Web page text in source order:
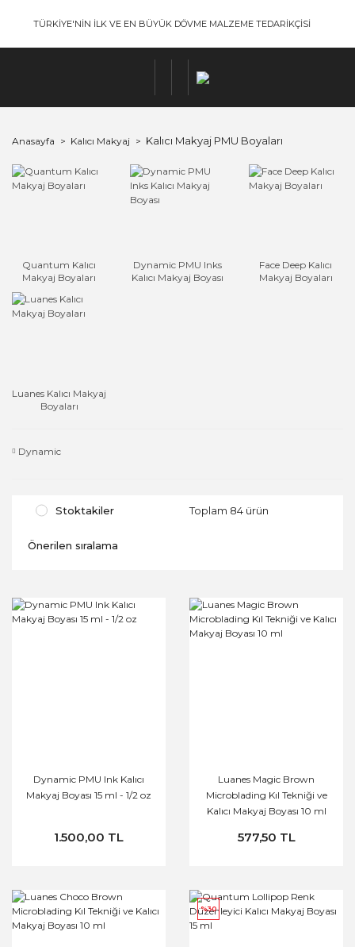
TÜRKİYE'NİN İLK VE EN BÜYÜK DÖVME MALZEME TEDARİKÇİSİ
Anasayfa Kalıcı Makyaj Kalıcı Makyaj PMU Boyaları
Quantum Kalıcı
Makyaj Boyaları
Dynamic PMU Inks
Kalıcı Makyaj Boyası
Face Deep Kalıcı
Makyaj Boyaları
Luanes Kalıcı Makyaj
Boyaları
Dynamic
Stoktakiler Toplam 84 ürün
Dynamic PMU Ink Kalıcı
Makyaj Boyası 15 ml - 1/2 oz
1.500,00 TL
Luanes Magic Brown
Microblading Kıl Tekniği ve
Kalıcı Makyaj Boyası 10 ml
577,50 TL
%30